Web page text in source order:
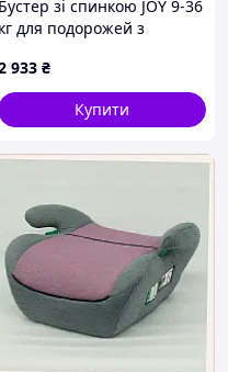
кольорах: чорному,
коричневому.
Бустер зі спинкою JOY 9-36
кг для подорожей з
933 ₴
Купити